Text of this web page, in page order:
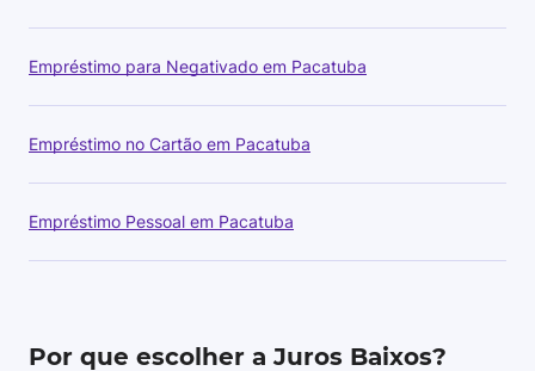
Empréstimo para Negativado em Pacatuba
Empréstimo no Cartão em Pacatuba
Empréstimo Pessoal em Pacatuba
Por que escolher a Juros Baixos?